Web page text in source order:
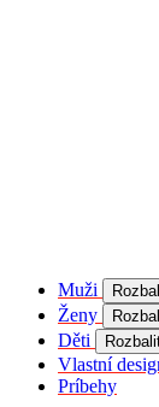
Muži
Ženy
Děti
Vlastní
Príbehy